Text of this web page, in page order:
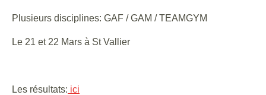
Plusieurs disciplines: GAF / GAM / TEAMGYM
Le 21 et 22 Mars à St Vallier
Les résultats: ici